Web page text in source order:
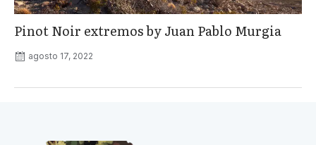
Pinot Noir extremos by Juan Pablo Murgia
agosto 17, 2022